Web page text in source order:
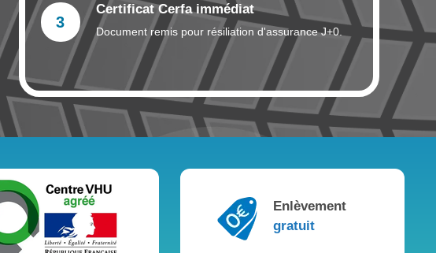
3
Certificat Cerfa immédiat
Document remis pour résiliation d'assurance J+0.
Enlèvement
gratuit